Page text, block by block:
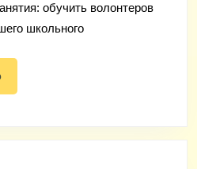
обучить волонтеров
школьного
показать
полностью